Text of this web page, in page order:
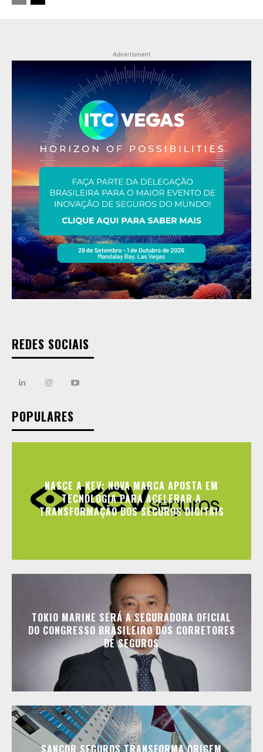
Advertisment
REDES SOCIAIS
POPULARES
NASCE A KEV: NOVA MARCA APOSTA EM
TECNOLOGIA PARA ACELERAR A
TRANSFORMAÇÃO DOS SEGUROS DIGITAIS
TOKIO MARINE SERÁ A SEGURADORA OFICIAL
DO CONGRESSO BRASILEIRO DOS CORRETORES
DE SEGUROS